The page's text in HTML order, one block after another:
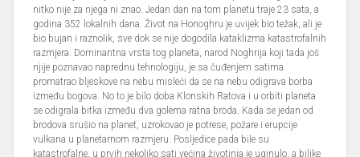
nitko nije za njega ni znao. Jedan dan na tom planetu traje 23 sata, a
godina 352 lokalnih dana. Život na Honoghru je uvijek bio težak, ali je
bio bujan i raznolik, sve dok se nije dogodila kataklizma katastrofalnih
razmjera. Dominantna vrsta tog planeta, narod Noghrija koji tada još
njije poznavao naprednu tehnologiju, je sa čuđenjem satima
promatrao bljeskove na nebu misleći da se na nebu odigrava borba
između bogova. No to je bilo doba Klonskih Ratova i u orbiti planeta
se odigrala bitka između dva golema ratna broda. Kada se jedan od
brodova srušio na planet, uzrokovao je potrese, požare i erupcije
vulkana u planetarnom razmjeru. Posljedice pada bile su
katastrofalne, u prvih nekoliko sati većina životinja je uginulo, a biljke